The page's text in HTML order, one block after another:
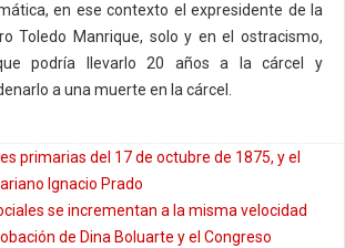
en ese contexto el expresidente de la
Toledo Manrique, solo y en el ostracismo,
podría llevarlo 20 años a la cárcel y
a una muerte en la cárcel.
primarias del 17 de octubre de 1875, y el
Ignacio Prado
se incrementan a la misma velocidad
de Dina Boluarte y el Congreso